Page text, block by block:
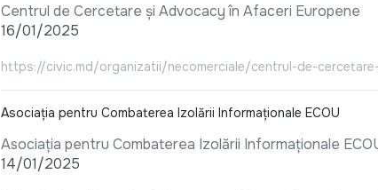
Centrul de Cercetare și Advocacy în Afaceri Europene
16/01/2025
https://civic.md/organizatii/necomerciale/centrul-de-
Asociația pentru Combaterea Izolării Informaționale ECOU
Asociația pentru Combaterea Izolării Informaționale
14/01/2025